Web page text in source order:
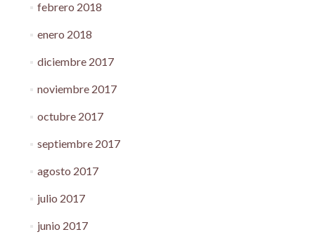
febrero 2018
enero 2018
diciembre 2017
noviembre 2017
octubre 2017
septiembre 2017
agosto 2017
julio 2017
junio 2017